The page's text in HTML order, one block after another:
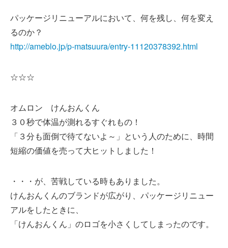
パッケージリニューアルにおいて、何を残し、何を変え
るのか？
http://ameblo.jp/p-matsuura/entry-11120378392.html
☆☆☆
オムロン けんおんくん
３０秒で体温が測れるすぐれもの！
「３分も面倒で待てないよ～」という人のために、時間
短縮の価値を売って大ヒットしました！
・・・が、苦戦している時もありました。
けんおんくんのブランドが広がり、パッケージリニュー
アルをしたときに、
「けんおんくん」のロゴを小さくしてしまったのです。